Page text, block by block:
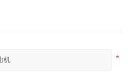
供应 四辊液压卷板设备